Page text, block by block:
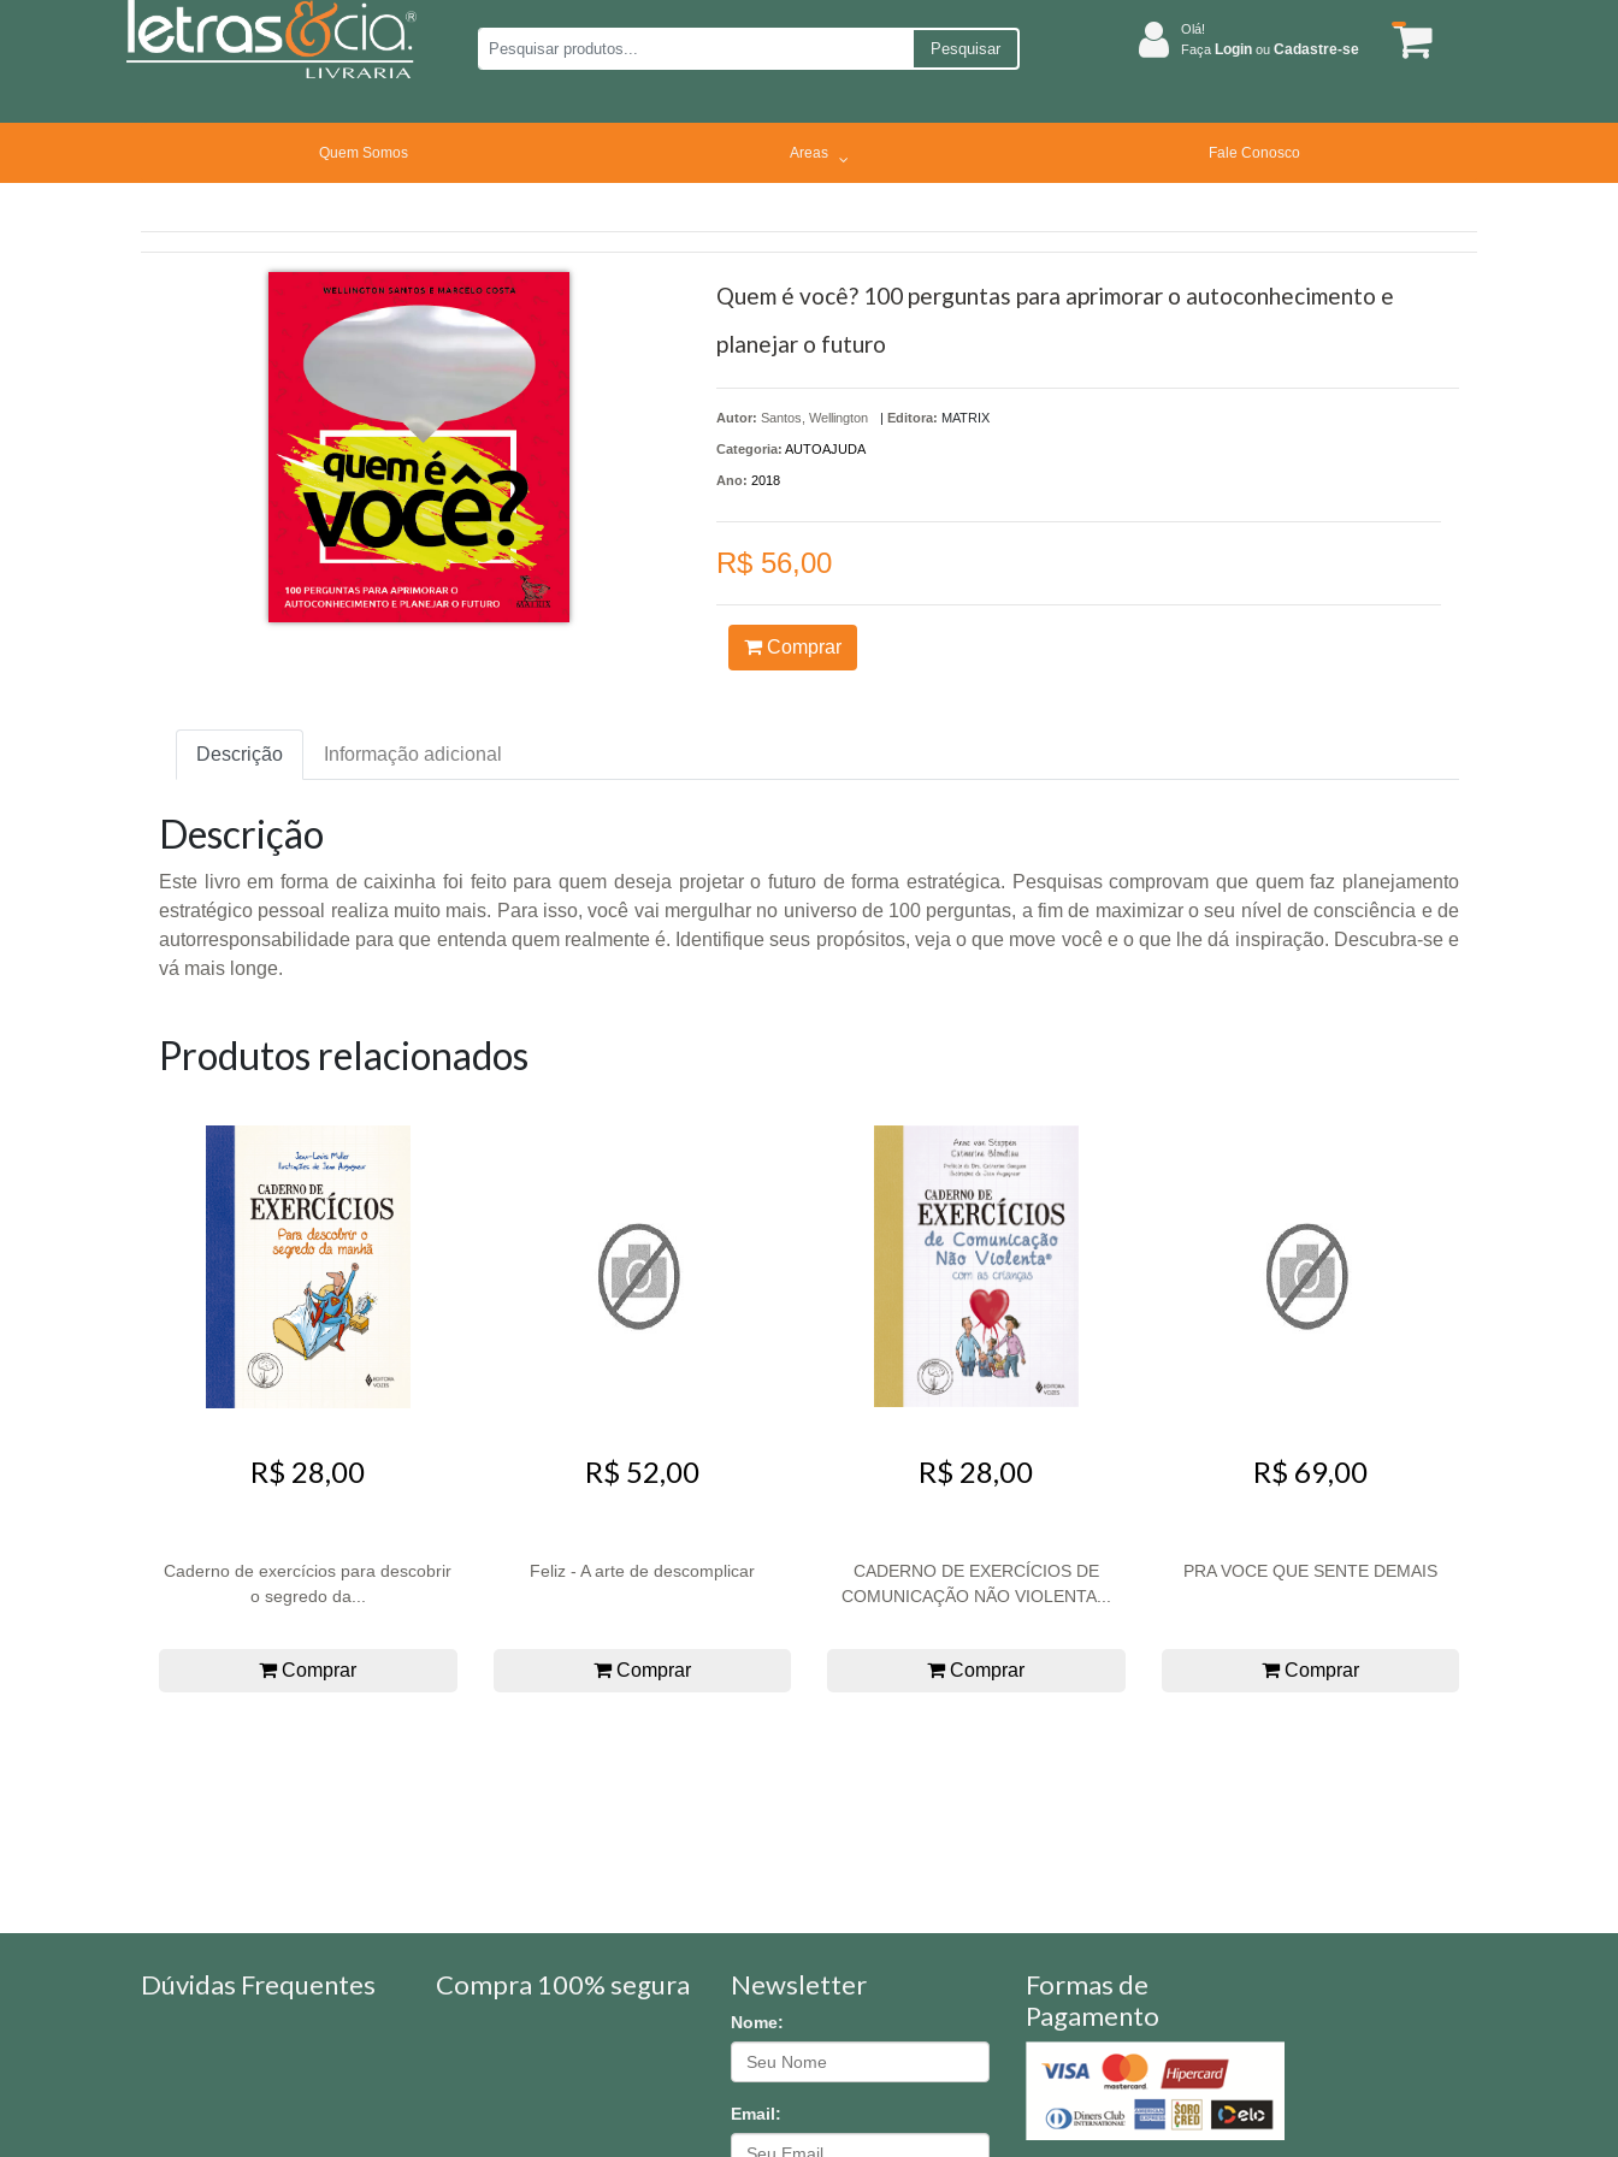
Pesquisar
Olá!
Faça Login ou Cadastre-se
Quem Somos Areas Fale Conosco
Quem é você? 100 perguntas para aprimorar o autoconhecimento e
planejar o futuro
Autor: Santos, Wellington | Editora: MATRIX
Categoria: AUTOAJUDA
Ano: 2018
R$ 56,00
Comprar
Descrição Informação adicional
Descrição
Este livro em forma de caixinha foi feito para quem deseja projetar o futuro de forma estratégica. Pesquisas comprovam que quem faz planejamento
estratégico pessoal realiza muito mais. Para isso, você vai mergulhar no universo de 100 perguntas, a fim de maximizar o seu nível de consciência e de
autorresponsabilidade para que entenda quem realmente é. Identifique seus propósitos, veja o que move você e o que lhe dá inspiração. Descubra-se e
vá mais longe.
Produtos relacionados
R$ 28,00
Caderno de exercícios para descobrir
o segredo da...
Comprar
R$ 52,00
Feliz - A arte de descomplicar
Comprar
R$ 28,00
CADERNO DE EXERCÍCIOS DE
COMUNICAÇÃO NÃO VIOLENTA...
Comprar
R$ 69,00
PRA VOCE QUE SENTE DEMAIS
Comprar
Dúvidas Frequentes Compra 100% segura Newsletter
Nome:
Email:
Formas de
Pagamento